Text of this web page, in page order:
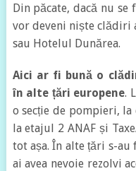
Din păcate, dacă nu se
vor deveni niște clădiri
sau Hotelul Dunărea.
Aici ar fi bună o
în alte țări europene.
o secție de pompieri,
la etajul 2 ANAF și
tot așa. În alte țări s-
ai avea nevoie rezolvi